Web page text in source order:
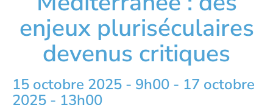
enjeux pluriséculaires
devenus critiques
15 octobre 2025 - 9h00 - 17 octobre
2025 - 13h00